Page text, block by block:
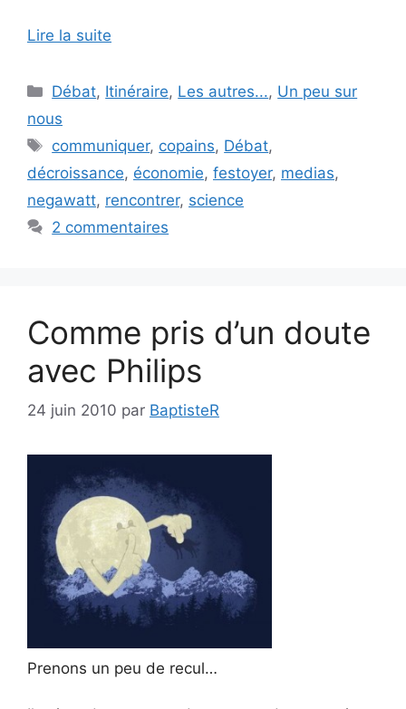
Lire la suite
Catégories
Débat, Itinéraire, Les autres..., Un peu sur
nous
Étiquettes
communiquer, copains, Débat,
décroissance, économie, festoyer, medias,
negawatt, rencontrer, science
2 commentaires
Comme pris d’un doute
avec Philips
24 juin 2010 par BaptisteR
Prenons un peu de recul…